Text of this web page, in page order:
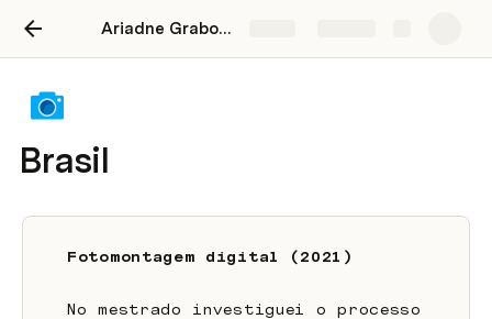
Ariadne Grabowski | Portfolio
Brasil
Fotomontagem digital (2021)
No mestrado investiguei o processo